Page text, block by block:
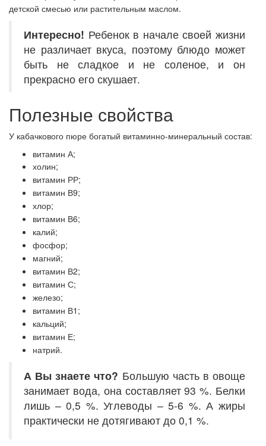
детской смесью или растительным маслом.
Интересно! Ребенок в начале своей жизни
не различает вкуса, поэтому блюдо может
быть не сладкое и не соленое, и он
прекрасно его скушает.
Полезные свойства
У кабачкового пюре богатый витаминно-минеральный состав:
витамин А;
холин;
витамин РР;
витамин В9;
хлор;
витамин В6;
калий;
фосфор;
магний;
витамин В2;
витамин С;
железо;
витамин В1;
кальций;
витамин Е;
натрий.
А Вы знаете что? Большую часть в овоще
занимает вода, она составляет 93 %. Белки
лишь – 0,5 %. Углеводы – 5-6 %. А жиры
практически не дотягивают до 0,1 %.